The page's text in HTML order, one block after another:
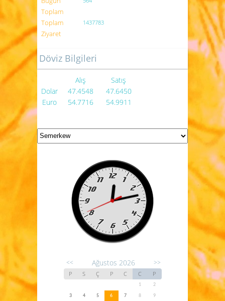
Toplam
Toplam
Ziyaret
1437783
Döviz Bilgileri
Alış
Satış
Dolar
47.4548
47.6450
Euro
54.7716 54.9911
<< Ağustos 2026 >>
P S Ç P C C P
1
2
3
4 5 6 7 8
9